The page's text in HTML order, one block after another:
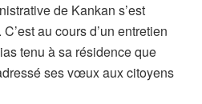
de Kankan s’est
au cours d’un entretien
tenu à sa résidence que
ses vœux aux citoyens